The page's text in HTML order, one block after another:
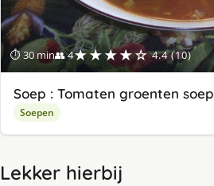
⏱ 30 min👥 4★★★★☆ 4.4 (10)
Soep : Tomaten groenten soep
Soepen
Lekker hierbij